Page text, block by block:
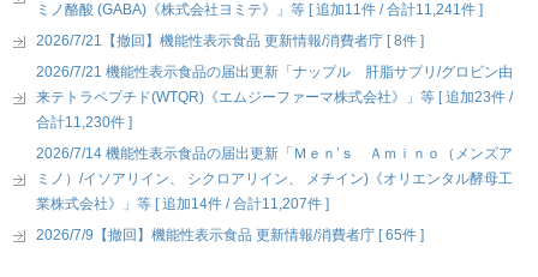
ミノ酪酸 (GABA)《株式会社ヨミテ》」等 [ 追加11件 / 合計11,241件 ]
2026/7/21【撤回】機能性表示食品 更新情報/消費者庁 [ 8件 ]
2026/7/21 機能性表示食品の届出更新「ナップル 肝脂サプリ/グロビン由
来テトラペプチド(WTQR)《エムジーファーマ株式会社》」等 [ 追加23件 /
合計11,230件 ]
2026/7/14 機能性表示食品の届出更新「Ｍｅｎ’ｓ Ａｍｉｎｏ（メンズア
ミノ）/イソアリイン、 シクロアリイン、 メチイン)《オリエンタル酵母工
業株式会社》」等 [ 追加14件 / 合計11,207件 ]
2026/7/9【撤回】機能性表示食品 更新情報/消費者庁 [ 65件 ]